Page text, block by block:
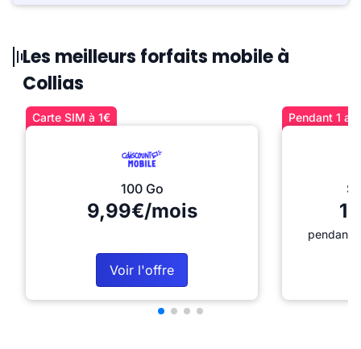
Les meilleurs forfaits mobile à
Collias
Carte SIM à 1€
100 Go
9,99€/mois
Voir l'offre
Pendant 1
pendant